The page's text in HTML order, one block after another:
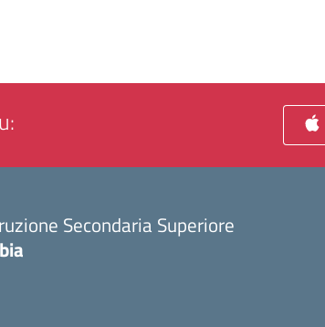
Secondaria Superiore